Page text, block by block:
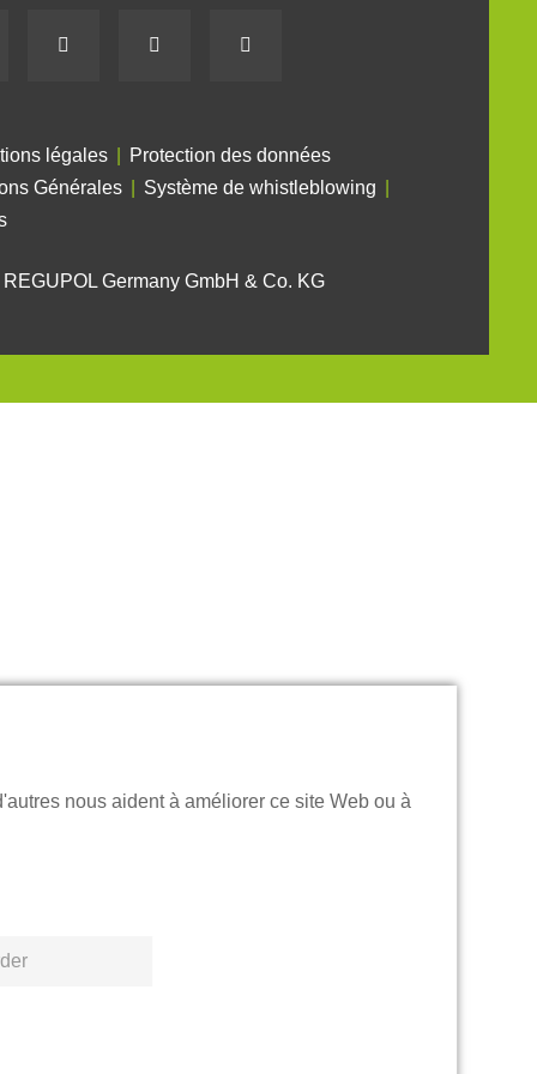
légales
Protection des données
Générales
Système de whistleblowing
Germany GmbH & Co. KG
nous aident à améliorer ce site Web ou à